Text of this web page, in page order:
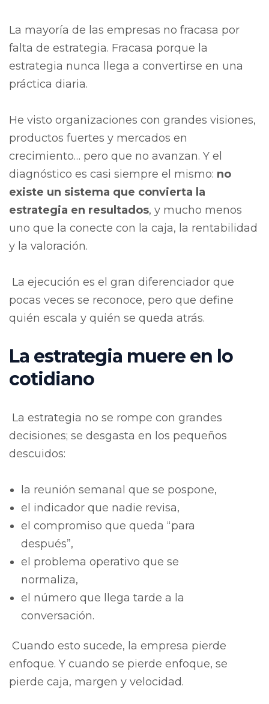
La mayoría de las empresas no fracasa por
falta de estrategia. Fracasa porque la
estrategia nunca llega a convertirse en una
práctica diaria.
He visto organizaciones con grandes visiones,
productos fuertes y mercados en
crecimiento… pero que no avanzan. Y el
diagnóstico es casi siempre el mismo: no
existe un sistema que convierta la
estrategia en resultados, y mucho menos
uno que la conecte con la caja, la rentabilidad
y la valoración.
La ejecución es el gran diferenciador que
pocas veces se reconoce, pero que define
quién escala y quién se queda atrás.
La estrategia muere en lo
cotidiano
La estrategia no se rompe con grandes
decisiones; se desgasta en los pequeños
descuidos:
la reunión semanal que se pospone,
el indicador que nadie revisa,
el compromiso que queda “para
después”,
el problema operativo que se
normaliza,
el número que llega tarde a la
conversación.
Cuando esto sucede, la empresa pierde
enfoque. Y cuando se pierde enfoque, se
pierde caja, margen y velocidad.